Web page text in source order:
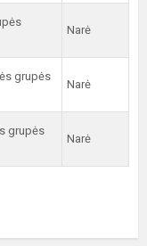
Narė
grupės
Narė
grupės
Narė